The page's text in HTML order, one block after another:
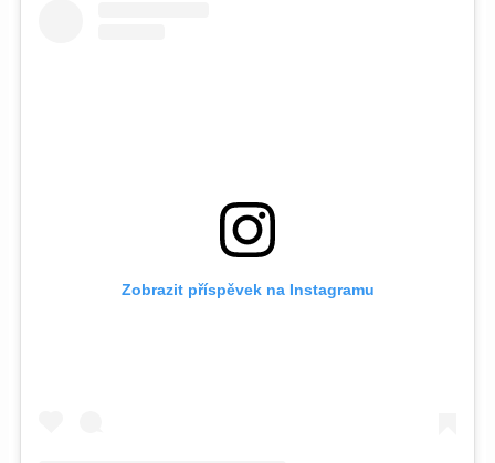
Zobrazit příspěvek na Instagramu